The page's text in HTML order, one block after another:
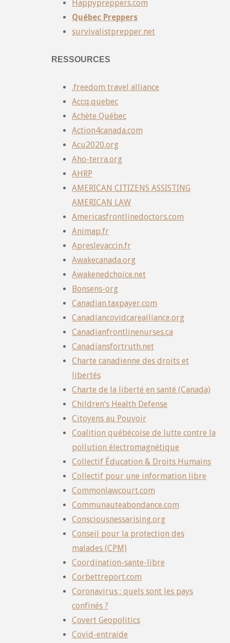
Happypreppers.com
Québec Preppers
survivalistprepper.net
RESSOURCES
.freedom travel alliance
Accq.quebec
Achète Québec
Action4canada.com
Acu2020.org
Aho-terra.org
AHRP
AMERICAN CITIZENS ASSISTING
AMERICAN LAW
Americasfrontlinedoctors.com
Animap.fr
Apreslevaccin.fr
Awakecanada.org
Awakenedchoice.net
Bonsens-org
Canadian.taxpayer.com
Canadiancovidcarealliance.org
Canadianfrontlinenurses.ca
Canadiansfortruth.net
Charte canadienne des droits et
libertés
Charte de la liberté en santé (Canada)
Children’s Health Defense
Citoyens au Pouvoir
Coalition québécoise de lutte contre la
pollution électromagnétique
Collectif Éducation & Droits Humains
Collectif pour une information libre
Commonlawcourt.com
Communauteabondance.com
Consciousnessarising.org
Conseil pour la protection des
malades (CPM)
Coordination-sante-libre
Corbettreport.com
Coronavirus : quels sont les pays
confinés ?
Covert Geopolitics
Covid-entraide